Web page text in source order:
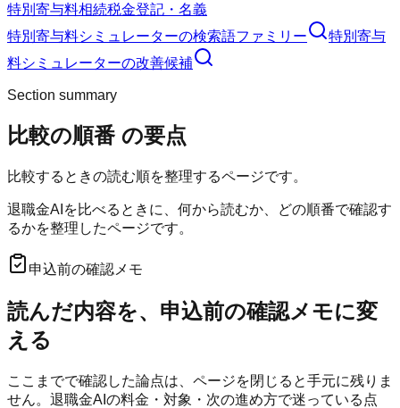
特別寄与料相続税金登記・名義
特別寄与料シミュレーターの検索語ファミリー
特別寄与
料シミュレーターの改善候補
Section summary
比較の順番 の要点
比較するときの読む順を整理するページです。
退職金AIを比べるときに、何から読むか、どの順番で確認す
るかを整理したページです。
申込前の確認メモ
読んだ内容を、申込前の確認メモに変
える
ここまでで確認した論点は、ページを閉じると手元に残りま
せん。 退職金AI の料金・対象・次の進め方で迷っている点